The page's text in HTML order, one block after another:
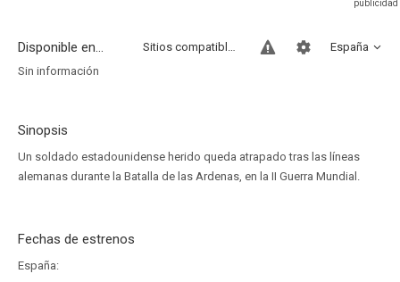
Disponible en... España
Sitios compatibles
Sin información
Sinopsis
Un soldado estadounidense herido queda atrapado tras las líneas
alemanas durante la Batalla de las Ardenas, en la II Guerra Mundial.
Fechas de estrenos
España: